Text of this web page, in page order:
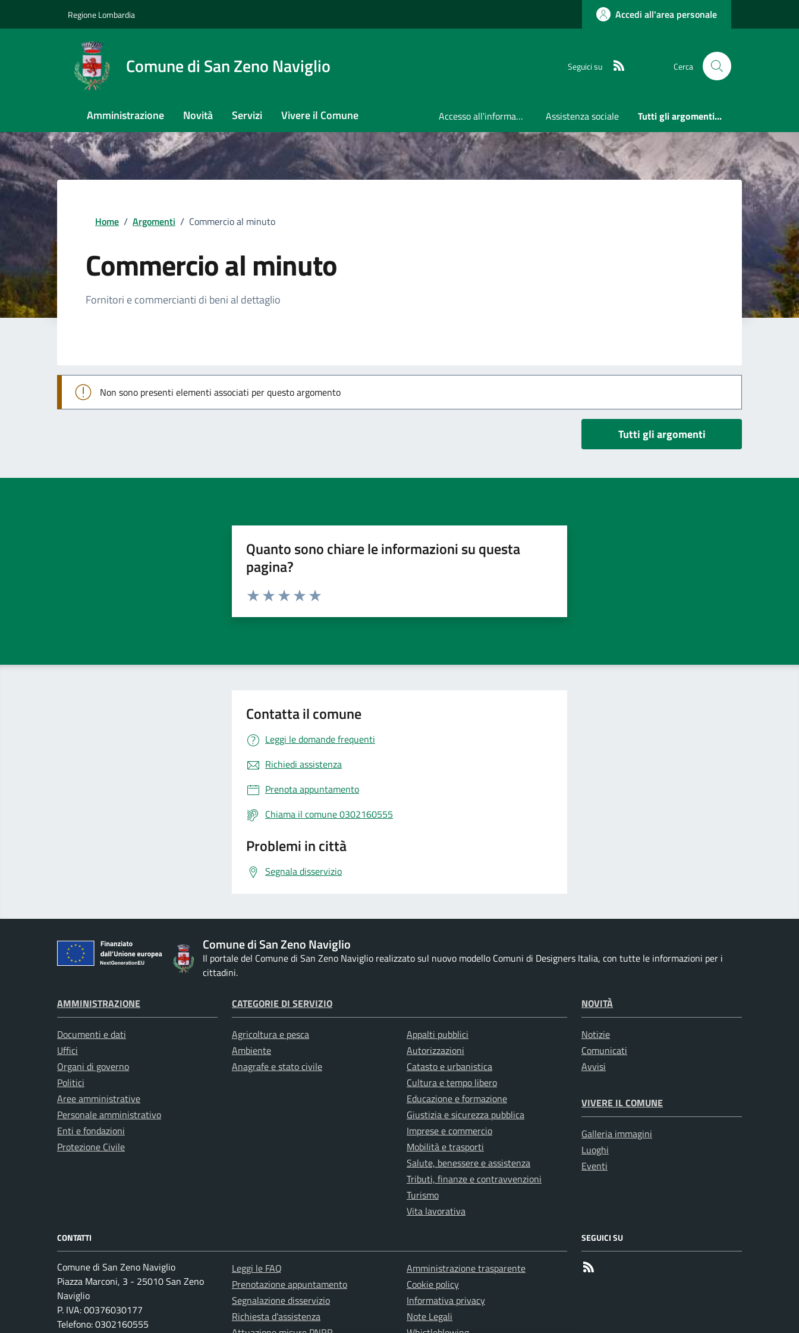
Regione Lombardia Accedi all'area personale
Comune di San Zeno Naviglio Seguici su Cerca
Amministrazione Novità Servizi Vivere il Comune Accesso all'informazione Assistenza sociale Tutti gli argomenti...
Home / Argomenti / Commercio al minuto
Commercio al minuto
Dettagli della notizia
Fornitori e commercianti di beni al dettaglio
Non sono presenti elementi associati per questo argomento
Tutti gli argomenti
Quanto sono chiare le informazioni su questa
pagina?
Valuta da 1 a 5 stelle la pagina
Contatta il comune
Leggi le domande frequenti
Richiedi assistenza
Prenota appuntamento
Chiama il comune 0302160555
Problemi in città
Segnala disservizio
Comune di San Zeno Naviglio
Il portale del Comune di San Zeno Naviglio realizzato sul nuovo modello Comuni di Designers Italia, con tutte le informazioni per i
cittadini.
AMMINISTRAZIONE
Documenti e dati
Uffici
Organi di governo
Politici
Aree amministrative
Personale amministrativo
Enti e fondazioni
Protezione Civile
CATEGORIE DI SERVIZIO
Agricoltura e pesca
Ambiente
Anagrafe e stato civile
Appalti pubblici
Autorizzazioni
Catasto e urbanistica
Cultura e tempo libero
Educazione e formazione
Giustizia e sicurezza pubblica
Imprese e commercio
Mobilità e trasporti
Salute, benessere e assistenza
Tributi, finanze e contravvenzioni
Turismo
Vita lavorativa
NOVITÀ
Notizie
Comunicati
Avvisi
VIVERE IL COMUNE
Galleria immagini
Luoghi
Eventi
CONTATTI
Comune di San Zeno Naviglio
Piazza Marconi, 3 - 25010 San Zeno
Naviglio
P. IVA: 00376030177
Telefono: 0302160555
Leggi le FAQ
Prenotazione appuntamento
Segnalazione disservizio
Richiesta d'assistenza
Amministrazione trasparente
Cookie policy
Informativa privacy
Note Legali
SEGUICI SU